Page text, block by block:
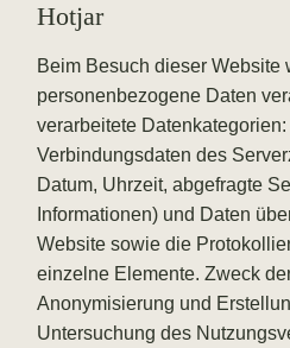
Hotjar
Beim Besuch dieser Website
personenbezogene Daten
verarbeitete
Verbindungsdaten des
Datum, Uhrzeit, abgefragte
Informationen) und Daten
Website sowie die
einzelne Elemente. Zweck
Anonymisierung und
Untersuchung des